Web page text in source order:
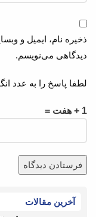
ذخیره نام، ایمیل و
دیدگاهی می‌نویسم.
لطفا پاسخ را به عدد
1 + هفت =
آخرین مقالات